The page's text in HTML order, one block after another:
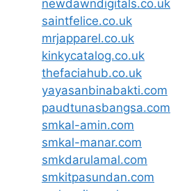
newdawndigitals.co.uk
saintfelice.co.uk
mrjapparel.co.uk
kinkycatalog.co.uk
thefaciahub.co.uk
yayasanbinabakti.com
paudtunasbangsa.com
smkal-amin.com
smkal-manar.com
smkdarulamal.com
smkitpasundan.com